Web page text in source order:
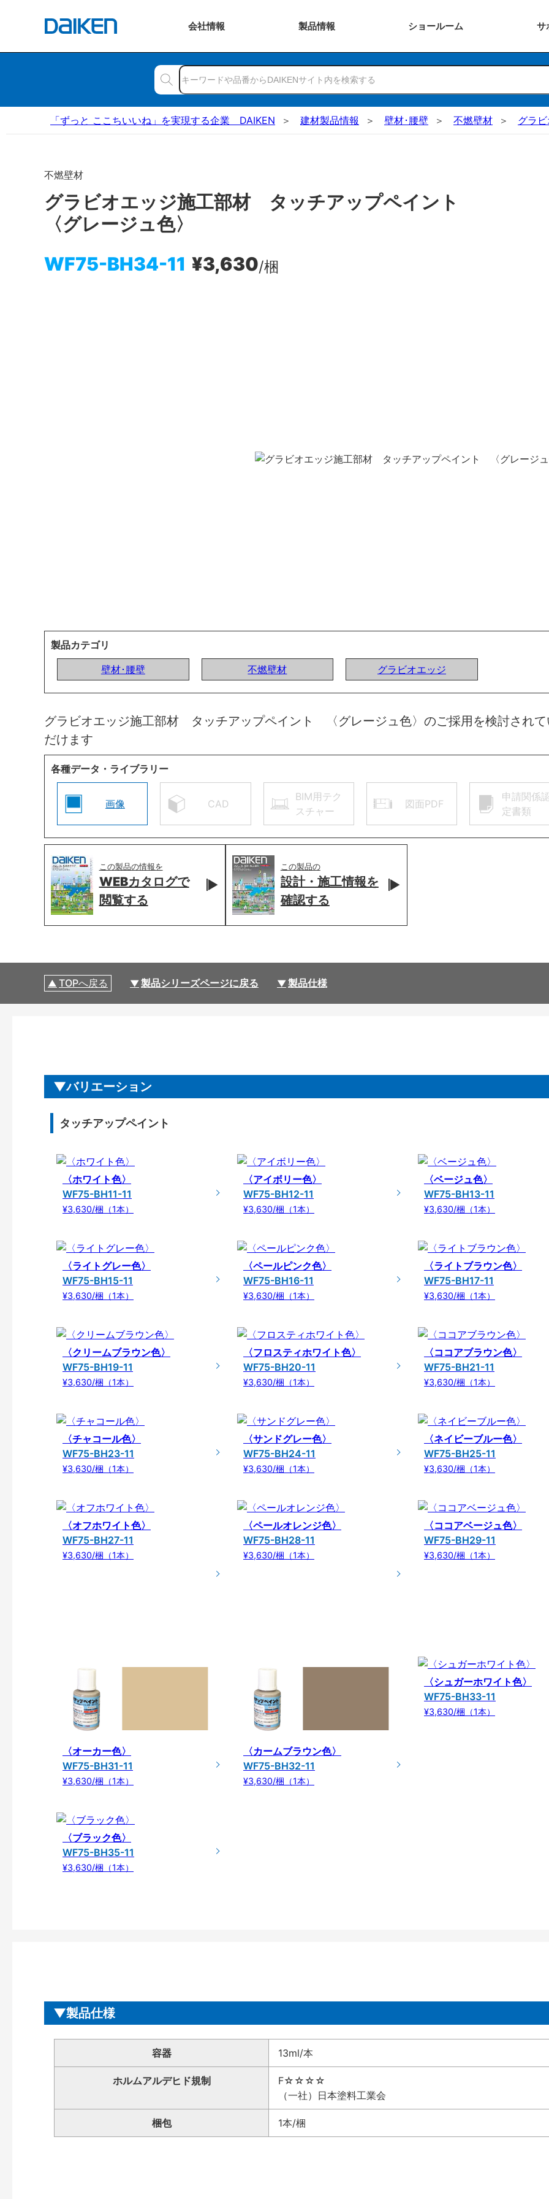
会社情報 製品情報 ショールーム サ
「ずっと ここちいいね」を実現する企業 DAIKEN 建材製品情報 壁材･腰壁 不燃壁材 グラ
不燃壁材
グラビオエッジ施工部材 タッチアップペイント
〈グレージュ色〉
WF75-BH34-11 ¥3,630/梱
製品カテゴリ
壁材･腰壁
不燃壁材 グラビオエッジ
グラビオエッジ施工部材 タッチアップペイント 〈グレージュ色〉のご採用を検討されて
だけます
各種データ・ライブラリー
画像 CAD
BIM用テク
スチャー
図面PDF
申請関係
定書類
この製品の情報を
WEBカタログで
閲覧する
この製品の
設計・施工情報を
確認する
TOPへ戻る 製品シリーズページに戻る 製品仕様
バリエーション
タッチアップペイント
〈ホワイト色〉
WF75-BH11-11
¥3,630/梱（1本）
〈アイボリー色〉
WF75-BH12-11
¥3,630/梱（1本）
〈ベージュ色〉
WF75-BH13-11
¥3,630/梱（1本）
〈ライトグレー色〉
WF75-BH15-11
¥3,630/梱（1本）
〈ペールピンク色〉
WF75-BH16-11
¥3,630/梱（1本）
〈ライトブラウン色〉
WF75-BH17-11
¥3,630/梱（1本）
〈クリームブラウン色〉
WF75-BH19-11
¥3,630/梱（1本）
〈フロスティホワイト色〉
WF75-BH20-11
¥3,630/梱（1本）
〈ココアブラウン色〉
WF75-BH21-11
¥3,630/梱（1本）
〈チャコール色〉
WF75-BH23-11
¥3,630/梱（1本）
〈サンドグレー色〉
WF75-BH24-11
¥3,630/梱（1本）
〈ネイビーブルー色〉
WF75-BH25-11
¥3,630/梱（1本）
〈オフホワイト色〉
WF75-BH27-11
¥3,630/梱（1本）
〈ペールオレンジ色〉
WF75-BH28-11
¥3,630/梱（1本）
〈ココアベージュ色〉
WF75-BH29-11
¥3,630/梱（1本）
〈オーカー色〉
WF75-BH31-11
¥3,630/梱（1本）
〈カームブラウン色〉
WF75-BH32-11
¥3,630/梱（1本）
〈シュガーホワイト色〉
WF75-BH33-11
¥3,630/梱（1本）
〈ブラック色〉
WF75-BH35-11
¥3,630/梱（1本）
製品仕様
容器 13ml/本
ホルムアルデヒド規制
F☆☆☆☆
（一社）日本塗料工業会
梱包 1本/梱